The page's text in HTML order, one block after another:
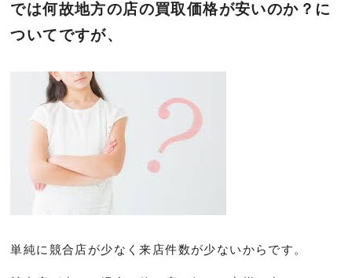
では何故地方の店の買取価格が安いのか？に
ついてですが、
単純に競合店が少なく来店件数が少ないからです。